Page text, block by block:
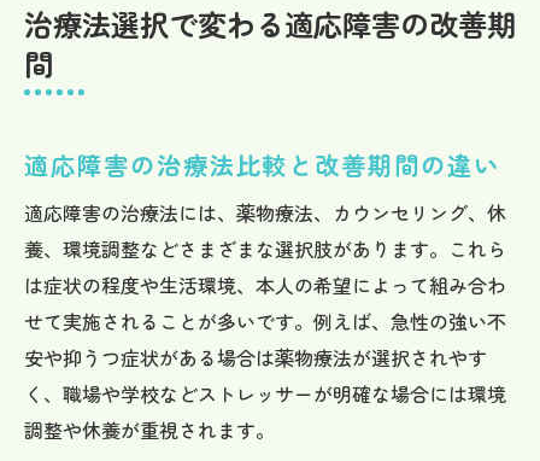
治療法選択で変わる適応障害の改善期
間
適応障害の治療法比較と改善期間の違い
適応障害の治療法には、薬物療法、カウンセリング、休
養、環境調整などさまざまな選択肢があります。これら
は症状の程度や生活環境、本人の希望によって組み合わ
せて実施されることが多いです。例えば、急性の強い不
安や抑うつ症状がある場合は薬物療法が選択されやす
く、職場や学校などストレッサーが明確な場合には環境
調整や休養が重視されます。